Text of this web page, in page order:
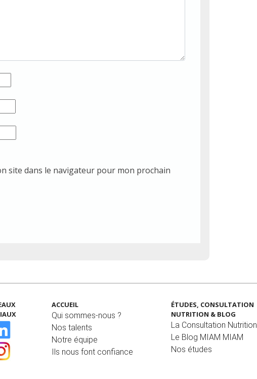
site dans le navigateur pour mon prochain
ACCUEIL
Qui sommes-nous ?
Nos talents
Notre équipe
Ils nous font confiance
ÉTUDES, CONSULTATION
NUTRITION & BLOG
La Consultation Nutrition
Le Blog MIAM MIAM
Nos études